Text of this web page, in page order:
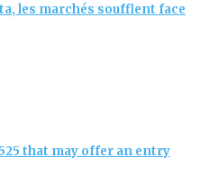
les marchés soufflent face
that may offer an entry